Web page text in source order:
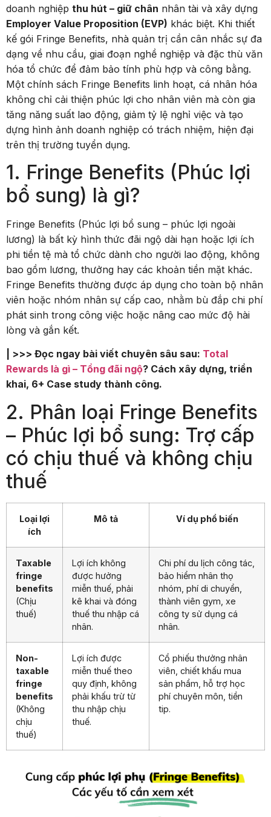
doanh nghiệp thu hút – giữ chân nhân tài và xây dựng
Employer Value Proposition (EVP) khác biệt. Khi thiết
kế gói Fringe Benefits, nhà quản trị cần cân nhắc sự đa
dạng về nhu cầu, giai đoạn nghề nghiệp và đặc thù văn
hóa tổ chức để đảm bảo tính phù hợp và công bằng.
Một chính sách Fringe Benefits linh hoạt, cá nhân hóa
không chỉ cải thiện phúc lợi cho nhân viên mà còn gia
tăng năng suất lao động, giảm tỷ lệ nghỉ việc và tạo
dựng hình ảnh doanh nghiệp có trách nhiệm, hiện đại
trên thị trường tuyển dụng.
1. Fringe Benefits (Phúc lợi
bổ sung) là gì?
Fringe Benefits (Phúc lợi bổ sung – phúc lợi ngoài
lương) là bất kỳ hình thức đãi ngộ dài hạn hoặc lợi ích
phi tiền tệ mà tổ chức dành cho người lao động, không
bao gồm lương, thưởng hay các khoản tiền mặt khác.
Fringe Benefits thường được áp dụng cho toàn bộ nhân
viên hoặc nhóm nhân sự cấp cao, nhằm bù đắp chi phí
phát sinh trong công việc hoặc nâng cao mức độ hài
lòng và gắn kết.
| >>> Đọc ngay bài viết chuyên sâu sau: Total
Rewards là gì – Tổng đãi ngộ? Cách xây dựng, triển
khai, 6+ Case study thành công.
2. Phân loại Fringe Benefits
– Phúc lợi bổ sung: Trợ cấp
có chịu thuế và không chịu
thuế
Loại lợi
ích
Mô tả Ví dụ phổ biến
Taxable
fringe
benefits
(Chịu
thuế)
Lợi ích không
được hưởng
miễn thuế, phải
kê khai và đóng
thuế thu nhập cá
nhân.
Chi phí du lịch công tác,
bảo hiểm nhân thọ
nhóm, phí di chuyển,
thành viên gym, xe
công ty sử dụng cá
nhân.
Non-
taxable
fringe
benefits
(Không
chịu
thuế)
Lợi ích được
miễn thuế theo
quy định, không
phải khấu trừ từ
thu nhập chịu
thuế.
Cổ phiếu thưởng nhân
viên, chiết khấu mua
sản phẩm, hỗ trợ học
phí chuyên môn, tiền
tip.